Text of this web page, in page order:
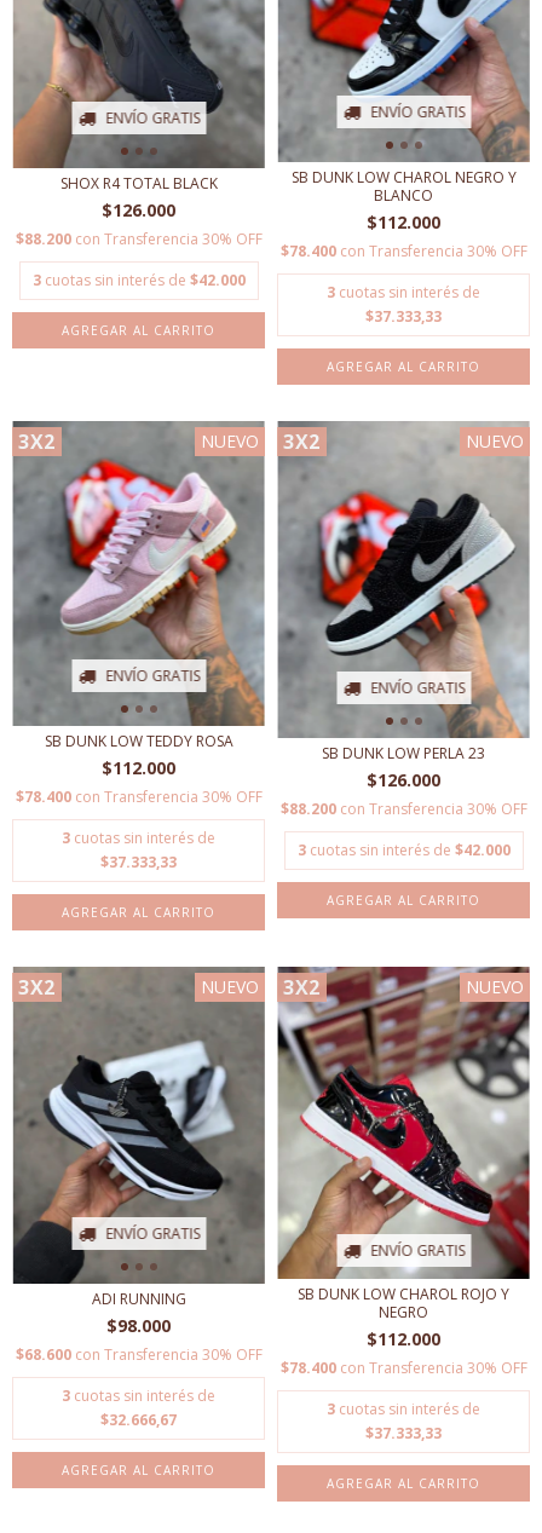
ENVÍO GRATIS
SHOX R4 TOTAL BLACK
$126.000
$88.200 con Transferencia 30% OFF
3 cuotas sin interés de $42.000
AGREGAR AL CARRITO
ENVÍO GRATIS
SB DUNK LOW CHAROL NEGRO Y
BLANCO
$112.000
$78.400 con Transferencia 30% OFF
3 cuotas sin interés de
$37.333,33
AGREGAR AL CARRITO
3X2
ENVÍO GRATIS
NUEVO
SB DUNK LOW TEDDY ROSA
$112.000
$78.400 con Transferencia 30% OFF
3 cuotas sin interés de
$37.333,33
AGREGAR AL CARRITO
3X2
ENVÍO GRATIS
NUEVO
SB DUNK LOW PERLA 23
$126.000
$88.200 con Transferencia 30% OFF
3 cuotas sin interés de $42.000
AGREGAR AL CARRITO
3X2
ENVÍO GRATIS
NUEVO
ADI RUNNING
$98.000
$68.600 con Transferencia 30% OFF
3 cuotas sin interés de
$32.666,67
AGREGAR AL CARRITO
3X2
ENVÍO GRATIS
NUEVO
SB DUNK LOW CHAROL ROJO Y
NEGRO
$112.000
$78.400 con Transferencia 30% OFF
3 cuotas sin interés de
$37.333,33
AGREGAR AL CARRITO